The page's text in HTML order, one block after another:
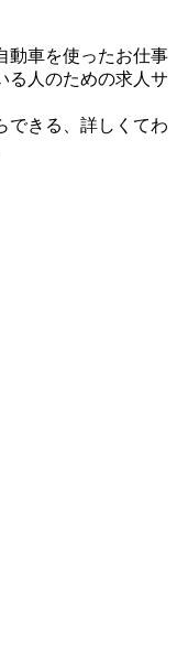
動車を使ったお仕事
る人のための求人サ
できる、詳しくてわ